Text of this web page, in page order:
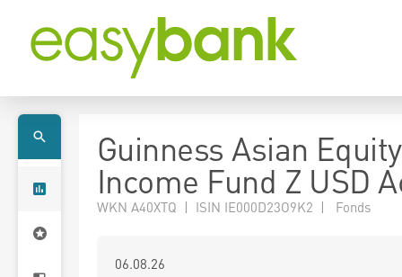
Guinness Asian Equity
Income Fund Z USD
WKN A40XTQ | ISIN IE000D23O9K2 | Fonds
06.08.26